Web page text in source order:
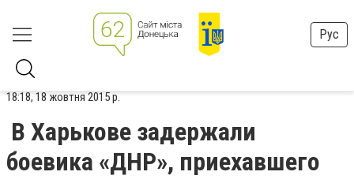
Рус
18:18, 18 жовтня 2015 р.
В Харькове задержали
боевика «ДНР», приехавшего